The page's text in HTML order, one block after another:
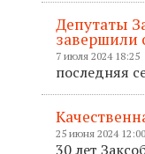
Депутаты
завершили
7 июля 2024 18:25
последняя
25 июня 2024 12:00
30 лет